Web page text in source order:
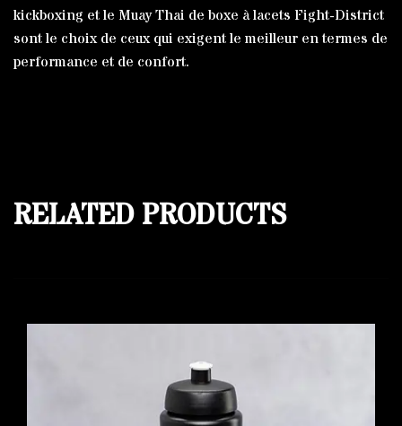
kickboxing et le Muay Thai de boxe à lacets Fight-District
sont le choix de ceux qui exigent le meilleur en termes de
performance et de confort.
RELATED PRODUCTS